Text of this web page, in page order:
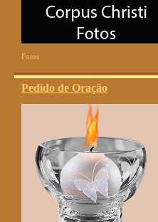
Fotos
Pedido de Oração